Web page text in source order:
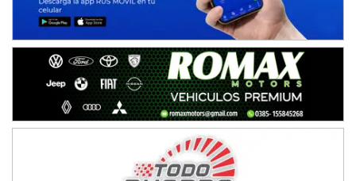
Avellaneda (Santa Fe)
SUR SANTAFESINO - F4
José Samuel Sánchez (Tierra)
Rufino (Santa Fe)
TUCUMANO - F5
Juan Navarro (Asfalto)